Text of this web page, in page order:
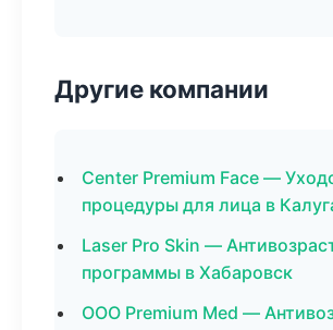
Другие компании
Center Premium Face —
процедуры для лица в
Laser Pro Skin —
программы в Хабаровск
ООО Premium Med —